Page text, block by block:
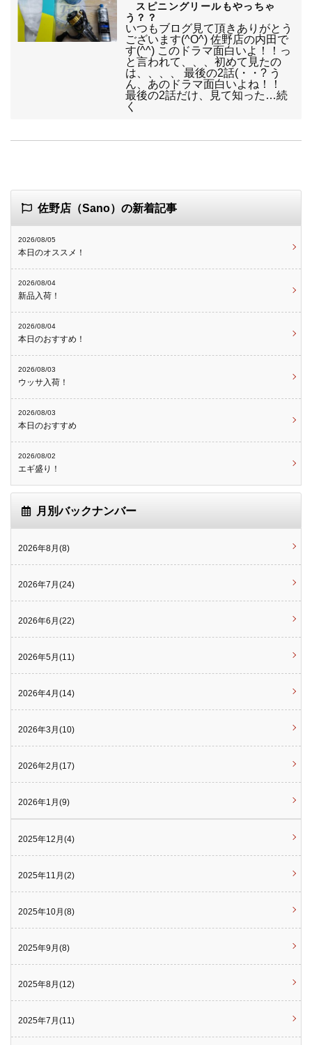
スピニングリールもやっちゃ
う？？
いつもブログ見て頂きありがとう
ございます(^O^) 佐野店の内田で
す(^^) このドラマ面白いよ！！っ
と言われて、、、初めて見たの
は、、、、 最後の2話(・・? う
ん、あのドラマ面白いよね！！
最後の2話だけ、見て知った…続
く
佐野店（Sano）の新着記事
2026/08/05
本日のオススメ！
2026/08/04
新品入荷！
2026/08/04
本日のおすすめ！
2026/08/03
ウッサ入荷！
2026/08/03
本日のおすすめ
2026/08/02
エギ盛り！
月別バックナンバー
2026年8月(8)
2026年7月(24)
2026年6月(22)
2026年5月(11)
2026年4月(14)
2026年3月(10)
2026年2月(17)
2026年1月(9)
2025年12月(4)
2025年11月(2)
2025年10月(8)
2025年9月(8)
2025年8月(12)
2025年7月(11)